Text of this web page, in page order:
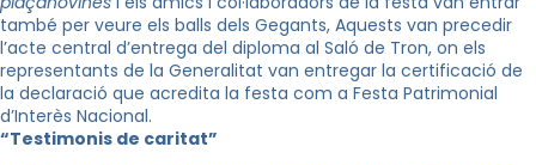
també per veure els balls dels Gegants, Aquests van precedir
l’acte central d’entrega del diploma al Saló de Tron, on els
representants de la Generalitat van entregar la certificació de
la declaració que acredita la festa com a Festa Patrimonial
d’Interès Nacional.
“Testimonis de caritat”